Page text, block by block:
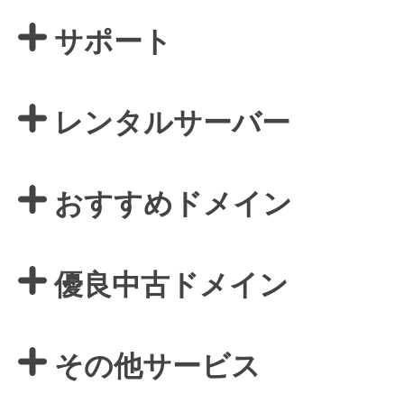
サポート
レンタルサーバー
おすすめドメイン
優良中古ドメイン
その他サービス